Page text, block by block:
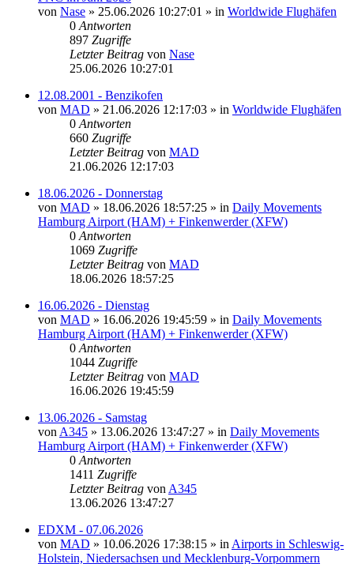
von Nase » 25.06.2026 10:27:01 » in Worldwide Flughäfen
0 Antworten
897 Zugriffe
Letzter Beitrag von Nase
25.06.2026 10:27:01
12.08.2001 - Benzikofen
von MAD » 21.06.2026 12:17:03 » in Worldwide Flughäfen
0 Antworten
660 Zugriffe
Letzter Beitrag von MAD
21.06.2026 12:17:03
18.06.2026 - Donnerstag
von MAD » 18.06.2026 18:57:25 » in Daily Movements
Hamburg Airport (HAM) + Finkenwerder (XFW)
0 Antworten
1069 Zugriffe
Letzter Beitrag von MAD
18.06.2026 18:57:25
16.06.2026 - Dienstag
von MAD » 16.06.2026 19:45:59 » in Daily Movements
Hamburg Airport (HAM) + Finkenwerder (XFW)
0 Antworten
1044 Zugriffe
Letzter Beitrag von MAD
16.06.2026 19:45:59
13.06.2026 - Samstag
von A345 » 13.06.2026 13:47:27 » in Daily Movements
Hamburg Airport (HAM) + Finkenwerder (XFW)
0 Antworten
1411 Zugriffe
Letzter Beitrag von A345
13.06.2026 13:47:27
EDXM - 07.06.2026
von MAD » 10.06.2026 17:38:15 » in Airports in Schleswig-
Holstein, Niedersachsen und Mecklenburg-Vorpommern